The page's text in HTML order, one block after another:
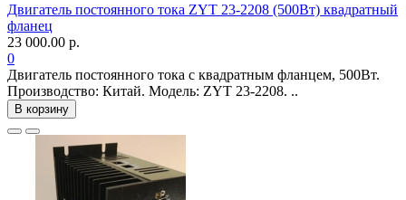
Двигатель постоянного тока ZYT 23-2208 (500Вт) квадратный
фланец
23 000.00 р.
0
Двигатель постоянного тока с квадратным фланцем, 500Вт.
Производство: Китай. Модель: ZYT 23-2208. ..
В корзину